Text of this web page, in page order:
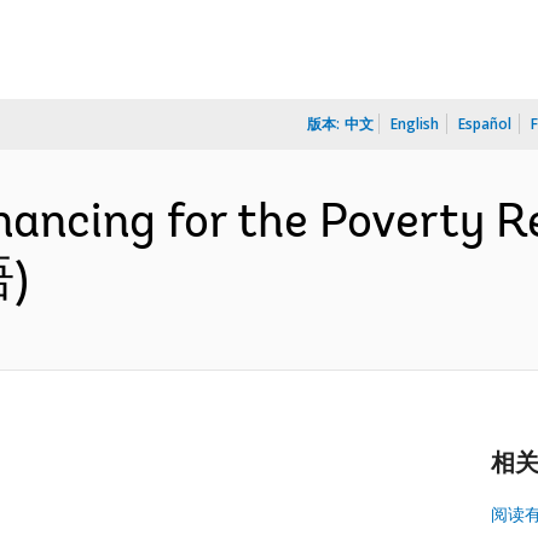
版本: 中文 English Español
for the Poverty
)
相
阅读